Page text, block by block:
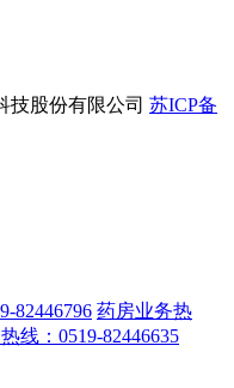
技股份有限公司 苏ICP备
82446796 药房业务热
线：0519-82446635